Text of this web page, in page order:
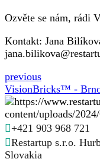
Ozvěte se nám, rádi
Kontakt: Jana
previous
VisionBricks™ -
+421 903 968 721
Restartup s.r.o.
Slovakia